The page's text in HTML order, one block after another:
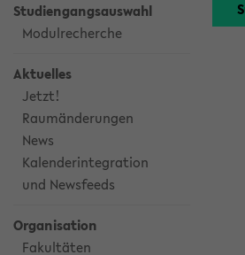
Studiengangsauswahl
Modulrecherche
Aktuelles
Jetzt!
Raumänderungen
News
Kalenderintegration
und Newsfeeds
Organisation
Fakultäten